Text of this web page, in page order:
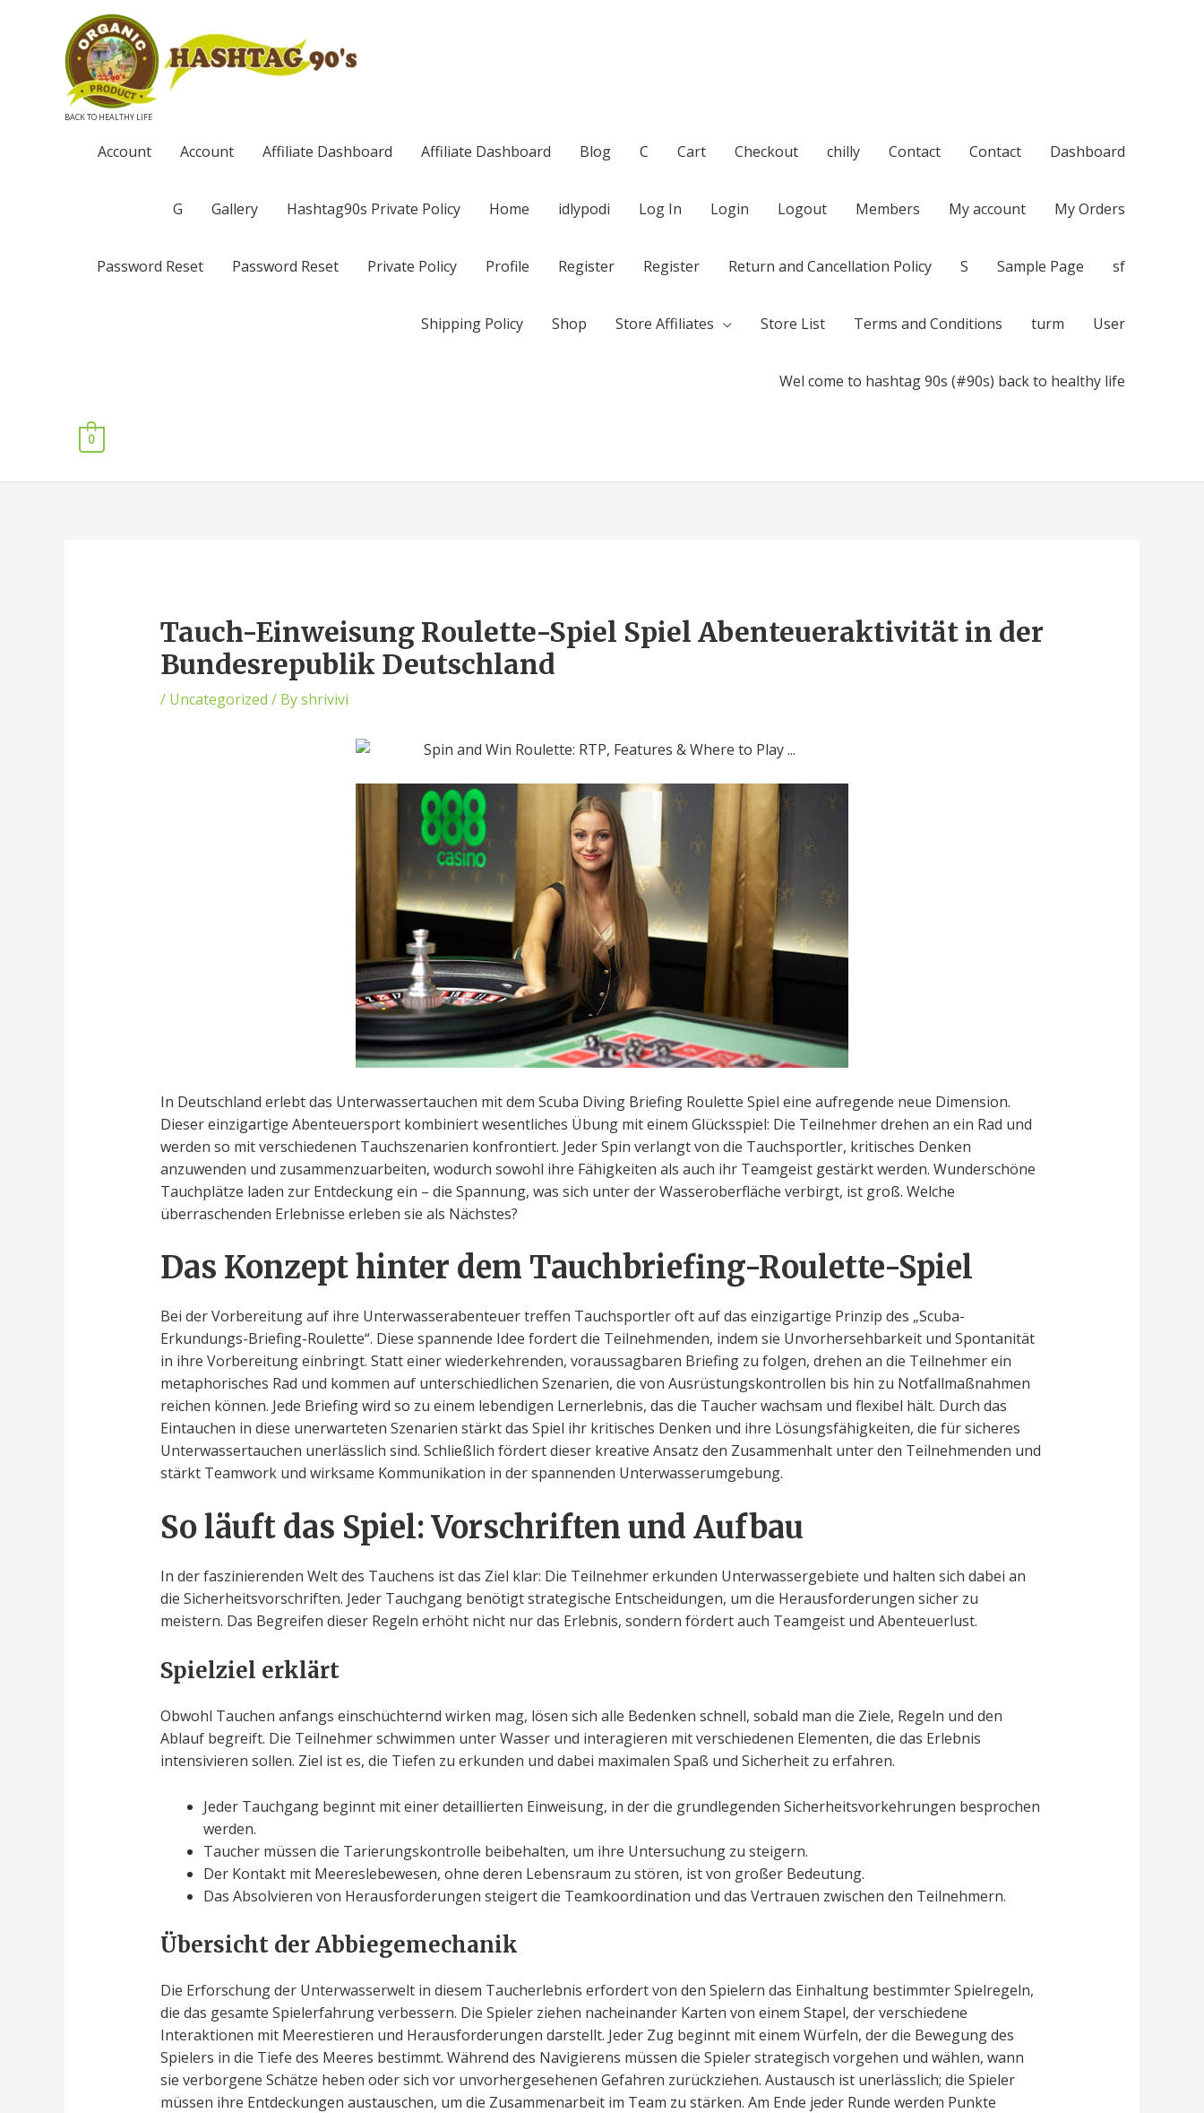
BACK TO HEALTHY LIFE
Account Account Affiliate Dashboard Affiliate Dashboard Blog C Cart Checkout chilly Contact Contact Dashboard
G Gallery Hashtag90s Private Policy Home idlypodi Log In Login Logout Members My account My Orders
Password Reset Password Reset Private Policy Profile Register Register Return and Cancellation Policy S Sample Page sf
Shipping Policy Shop Store Affiliates Store List Terms and Conditions turm User
Wel come to hashtag 90s (#90s) back to healthy life
0
Tauch-Einweisung Roulette-Spiel Spiel Abenteueraktivität in der
Bundesrepublik Deutschland
/ Uncategorized / Byshrivivi
In Deutschland erlebt das Unterwassertauchen mit dem Scuba Diving Briefing Roulette Spiel eine aufregende neue Dimension.
Dieser einzigartige Abenteuersport kombiniert wesentliches Übung mit einem Glücksspiel: Die Teilnehmer drehen an ein Rad und
werden so mit verschiedenen Tauchszenarien konfrontiert. Jeder Spin verlangt von die Tauchsportler, kritisches Denken
anzuwenden und zusammenzuarbeiten, wodurch sowohl ihre Fähigkeiten als auch ihr Teamgeist gestärkt werden. Wunderschöne
Tauchplätze laden zur Entdeckung ein – die Spannung, was sich unter der Wasseroberfläche verbirgt, ist groß. Welche
überraschenden Erlebnisse erleben sie als Nächstes?
Das Konzept hinter dem Tauchbriefing-Roulette-Spiel
Bei der Vorbereitung auf ihre Unterwasserabenteuer treffen Tauchsportler oft auf das einzigartige Prinzip des „Scuba-
Erkundungs-Briefing-Roulette“. Diese spannende Idee fordert die Teilnehmenden, indem sie Unvorhersehbarkeit und Spontanität
in ihre Vorbereitung einbringt. Statt einer wiederkehrenden, voraussagbaren Briefing zu folgen, drehen an die Teilnehmer ein
metaphorisches Rad und kommen auf unterschiedlichen Szenarien, die von Ausrüstungskontrollen bis hin zu Notfallmaßnahmen
reichen können. Jede Briefing wird so zu einem lebendigen Lernerlebnis, das die Taucher wachsam und flexibel hält. Durch das
Eintauchen in diese unerwarteten Szenarien stärkt das Spiel ihr kritisches Denken und ihre Lösungsfähigkeiten, die für sicheres
Unterwassertauchen unerlässlich sind. Schließlich fördert dieser kreative Ansatz den Zusammenhalt unter den Teilnehmenden und
stärkt Teamwork und wirksame Kommunikation in der spannenden Unterwasserumgebung.
So läuft das Spiel: Vorschriften und Aufbau
In der faszinierenden Welt des Tauchens ist das Ziel klar: Die Teilnehmer erkunden Unterwassergebiete und halten sich dabei an
die Sicherheitsvorschriften. Jeder Tauchgang benötigt strategische Entscheidungen, um die Herausforderungen sicher zu
meistern. Das Begreifen dieser Regeln erhöht nicht nur das Erlebnis, sondern fördert auch Teamgeist und Abenteuerlust.
Spielziel erklärt
Obwohl Tauchen anfangs einschüchternd wirken mag, lösen sich alle Bedenken schnell, sobald man die Ziele, Regeln und den
Ablauf begreift. Die Teilnehmer schwimmen unter Wasser und interagieren mit verschiedenen Elementen, die das Erlebnis
intensivieren sollen. Ziel ist es, die Tiefen zu erkunden und dabei maximalen Spaß und Sicherheit zu erfahren.
Jeder Tauchgang beginnt mit einer detaillierten Einweisung, in der die grundlegenden Sicherheitsvorkehrungen besprochen
werden.
Taucher müssen die Tarierungskontrolle beibehalten, um ihre Untersuchung zu steigern.
Der Kontakt mit Meereslebewesen, ohne deren Lebensraum zu stören, ist von großer Bedeutung.
Das Absolvieren von Herausforderungen steigert die Teamkoordination und das Vertrauen zwischen den Teilnehmern.
Übersicht der Abbiegemechanik
Die Erforschung der Unterwasserwelt in diesem Taucherlebnis erfordert von den Spielern das Einhaltung bestimmter Spielregeln,
die das gesamte Spielerfahrung verbessern. Die Spieler ziehen nacheinander Karten von einem Stapel, der verschiedene
Interaktionen mit Meerestieren und Herausforderungen darstellt. Jeder Zug beginnt mit einem Würfeln, der die Bewegung des
Spielers in die Tiefe des Meeres bestimmt. Während des Navigierens müssen die Spieler strategisch vorgehen und wählen, wann
sie verborgene Schätze heben oder sich vor unvorhergesehenen Gefahren zurückziehen. Austausch ist unerlässlich; die Spieler
müssen ihre Entdeckungen austauschen, um die Zusammenarbeit im Team zu stärken. Am Ende jeder Runde werden Punkte